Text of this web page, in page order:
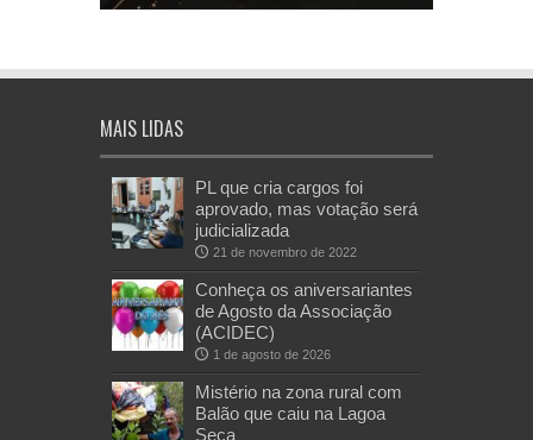
MAIS LIDAS
PL que cria cargos foi
aprovado, mas votação será
judicializada
21 de novembro de 2022
Conheça os aniversariantes
de Agosto da Associação
(ACIDEC)
1 de agosto de 2026
Mistério na zona rural com
Balão que caiu na Lagoa
Seca